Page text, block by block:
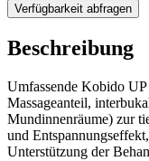
Verfügbarkeit abfragen
Beschreibung
Umfassende Kobido
Massageanteil,
Mundinnenräume) zur
und
Unterstützung der